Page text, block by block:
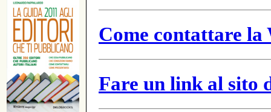
Come contattare
Fare un link al sito